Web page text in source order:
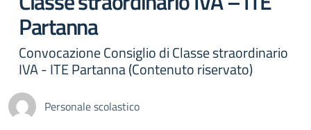
Partanna
Convocazione Consiglio di Classe straordinario
IVA - ITE Partanna (Contenuto riservato)
Personale scolastico